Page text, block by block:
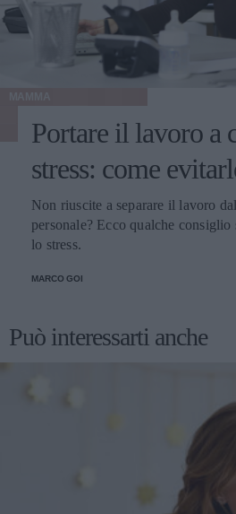
Portare il lavoro a
stress: come
Non riuscite a separare il lavoro
personale? Ecco qualche
lo stress.
MARCO GOI
Può interessarti anche